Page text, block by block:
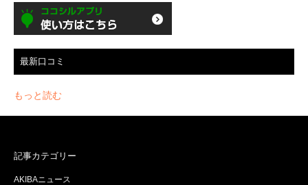
最新口コミ
もっと読む
記事カテゴリー
AKIBAニュース